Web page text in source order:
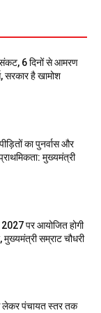
संकट, 6 दिनों से आमरण
सरकार है खामोश
का पुनर्वास और
मुख्यमंत्री
2027 पर आयोजित होगी
मुख्यमंत्री सम्राट चौधरी
लेकर पंचायत स्तर तक